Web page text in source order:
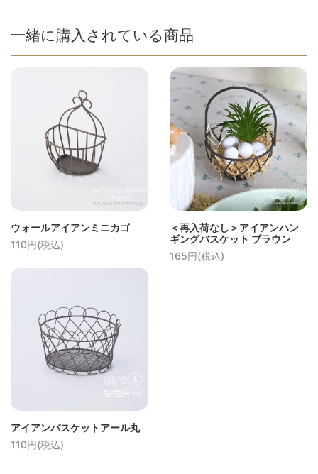
一緒に購入されている商品
ウォールアイアンミニカゴ
110円(税込)
＜再入荷なし＞アイアンハン
ギングバスケット ブラウン
165円(税込)
アイアンバスケットアール丸
110円(税込)